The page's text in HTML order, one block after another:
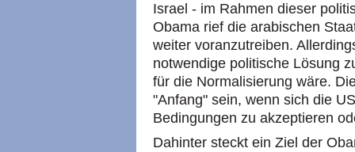
Israel - im Rahmen dieser
Obama rief die arabischen
weiter voranzutreiben.
notwendige politische Lösung
für die Normalisierung wäre.
"Anfang" sein, wenn sich die
Bedingungen zu akzeptieren
Dahinter steckt ein Ziel der